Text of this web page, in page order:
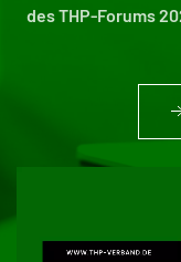
des THP-Forums